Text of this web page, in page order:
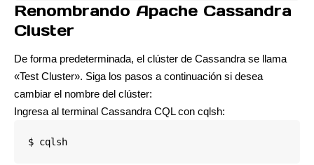
Renombrando Apache Cassandra
Cluster
De forma predeterminada, el clúster de Cassandra se llama
«Test Cluster». Siga los pasos a continuación si desea
cambiar el nombre del clúster:
Ingresa al terminal Cassandra CQL con cqlsh:
$ cqlsh